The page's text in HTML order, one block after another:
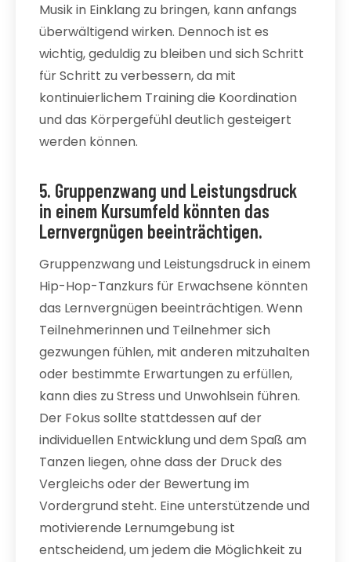
Musik in Einklang zu bringen, kann anfangs
überwältigend wirken. Dennoch ist es
wichtig, geduldig zu bleiben und sich Schritt
für Schritt zu verbessern, da mit
kontinuierlichem Training die Koordination
und das Körpergefühl deutlich gesteigert
werden können.
5. Gruppenzwang und Leistungsdruck
in einem Kursumfeld könnten das
Lernvergnügen beeinträchtigen.
Gruppenzwang und Leistungsdruck in einem
Hip-Hop-Tanzkurs für Erwachsene könnten
das Lernvergnügen beeinträchtigen. Wenn
Teilnehmerinnen und Teilnehmer sich
gezwungen fühlen, mit anderen mitzuhalten
oder bestimmte Erwartungen zu erfüllen,
kann dies zu Stress und Unwohlsein führen.
Der Fokus sollte stattdessen auf der
individuellen Entwicklung und dem Spaß am
Tanzen liegen, ohne dass der Druck des
Vergleichs oder der Bewertung im
Vordergrund steht. Eine unterstützende und
motivierende Lernumgebung ist
entscheidend, um jedem die Möglichkeit zu